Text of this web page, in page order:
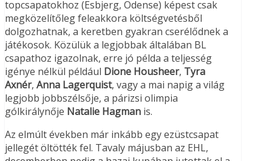
topcsapatokhoz (Esbjerg, Odense) képest csak
megközelítőleg feleakkora költségvetésből
dolgozhatnak, a keretben gyakran cserélődnek a
játékosok. Közülük a legjobbak általában BL
csapathoz igazolnak, erre jó példa a teljesség
igénye nélkül például Dione Housheer, Tyra
Axnér, Anna Lagerquist, vagy a mai napig a világ
legjobb jobbszélsője, a párizsi olimpia
gólkirálynője Natalie Hagman is.
Az elmúlt években már inkább egy ezüstcsapat
jellegét öltötték fel. Tavaly májusban az EHL,